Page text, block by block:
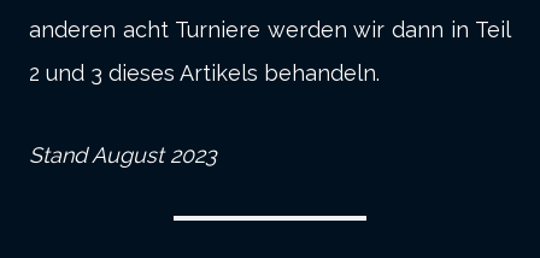
anderen acht Turniere werden wir dann in Teil
2 und 3 dieses Artikels behandeln.
Stand August 2023